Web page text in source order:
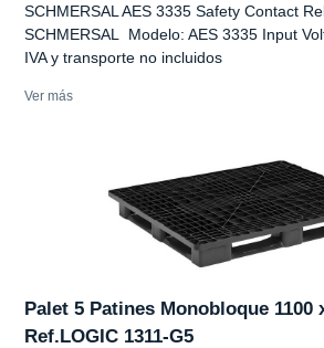
SCHMERSAL AES 3335 Safety Contact
SCHMERSAL Modelo: AES 3335 Input
IVA y transporte no incluidos
Ver más
Palet 5 Patines Monobloque 1100
Ref.LOGIC 1311-G5